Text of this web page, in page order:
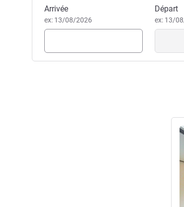
vous offrira une
Bruna Belic
Réserver cet hôtel
Arrivée
ex: 13/08/2026
Départ
ex: 13/